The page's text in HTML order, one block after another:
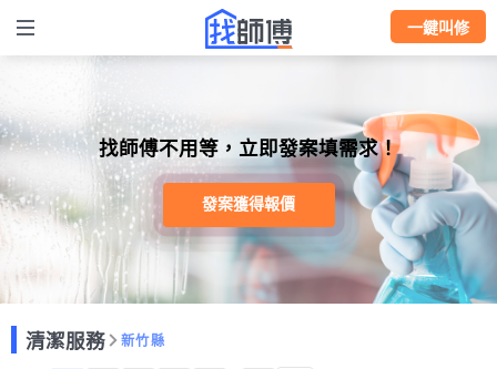
一鍵叫修
找師傅不用等，立即發案填需求！
發案獲得報價
清潔服務 新竹縣